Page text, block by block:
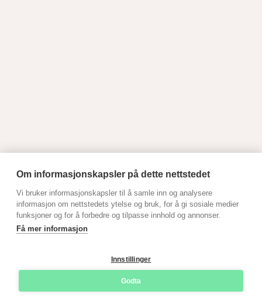
Om informasjonskapsler på dette nettstedet
Vi bruker informasjonskapsler til å samle inn og analysere
informasjon om nettstedets ytelse og bruk, for å gi sosiale medier
funksjoner og for å forbedre og tilpasse innhold og annonser.
Få mer informasjon
Innstillinger
Godta